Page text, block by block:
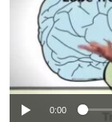
ຊີວິດຊາວລາວ
ຊຸມຊົນຊາວລາວ
ວິທະຍາສາດ-ເທັກ
ທຸລະກິດ
No
0:00